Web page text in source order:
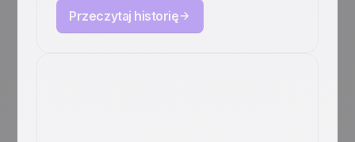
Przeczytaj historię